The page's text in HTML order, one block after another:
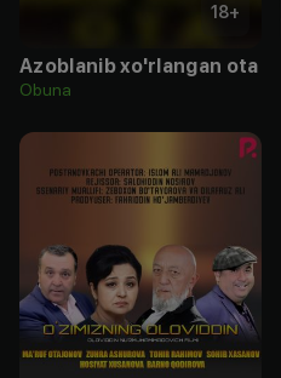
18+
Azoblanib xo'rlangan ota
Obuna